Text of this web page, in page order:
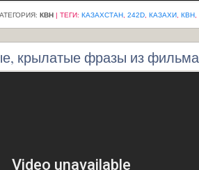
КВН | ТЕГИ: КАЗАХСТАН 242D КАЗАХИ КВН
крылатые фразы из фильма